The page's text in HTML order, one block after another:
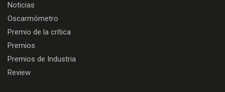
Noticias
Oscarmómetro
Premio de la crítica
Premios
Premios de Industria
Review